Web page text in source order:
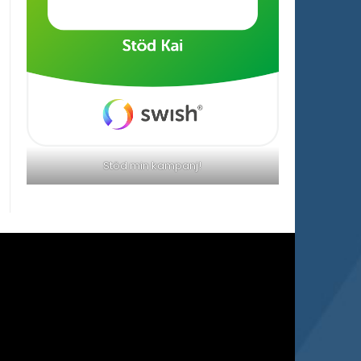
Stöd min kampanj!